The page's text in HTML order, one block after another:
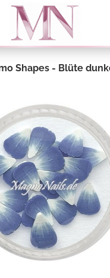
Shapes - Blüte